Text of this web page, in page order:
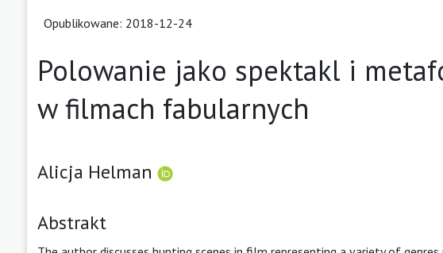
Opublikowane: 2018-12-24
Polowanie jako spektakl i
w filmach fabularnych
Alicja Helman
Abstrakt